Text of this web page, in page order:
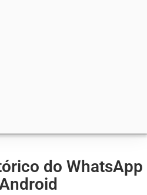
do WhatsApp